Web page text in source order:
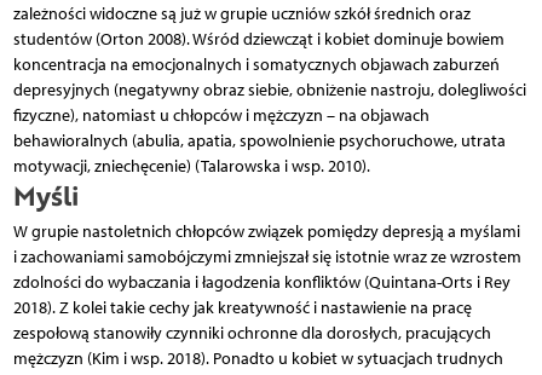
zależności widoczne są już w grupie uczniów szkół średnich oraz
studentów (Orton 2008). Wśród dziewcząt i kobiet dominuje bowiem
koncentracja na emocjonalnych i somatycznych objawach zaburzeń
depresyjnych (negatywny obraz siebie, obniżenie nastroju, dolegliwości
fizyczne), natomiast u chłopców i mężczyzn – na objawach
behawioralnych (abulia, apatia, spowolnienie psychoruchowe, utrata
motywacji, zniechęcenie) (Talarowska i wsp. 2010).
Myśli
W grupie nastoletnich chłopców związek pomiędzy depresją a myślami
i zachowaniami samobójczymi zmniejszał się istotnie wraz ze wzrostem
zdolności do wybaczania i łagodzenia konfliktów (Quintana-Orts i Rey
2018). Z kolei takie cechy jak kreatywność i nastawienie na pracę
zespołową stanowiły czynniki ochronne dla dorosłych, pracujących
mężczyzn (Kim i wsp. 2018). Ponadto u kobiet w sytuacjach trudnych